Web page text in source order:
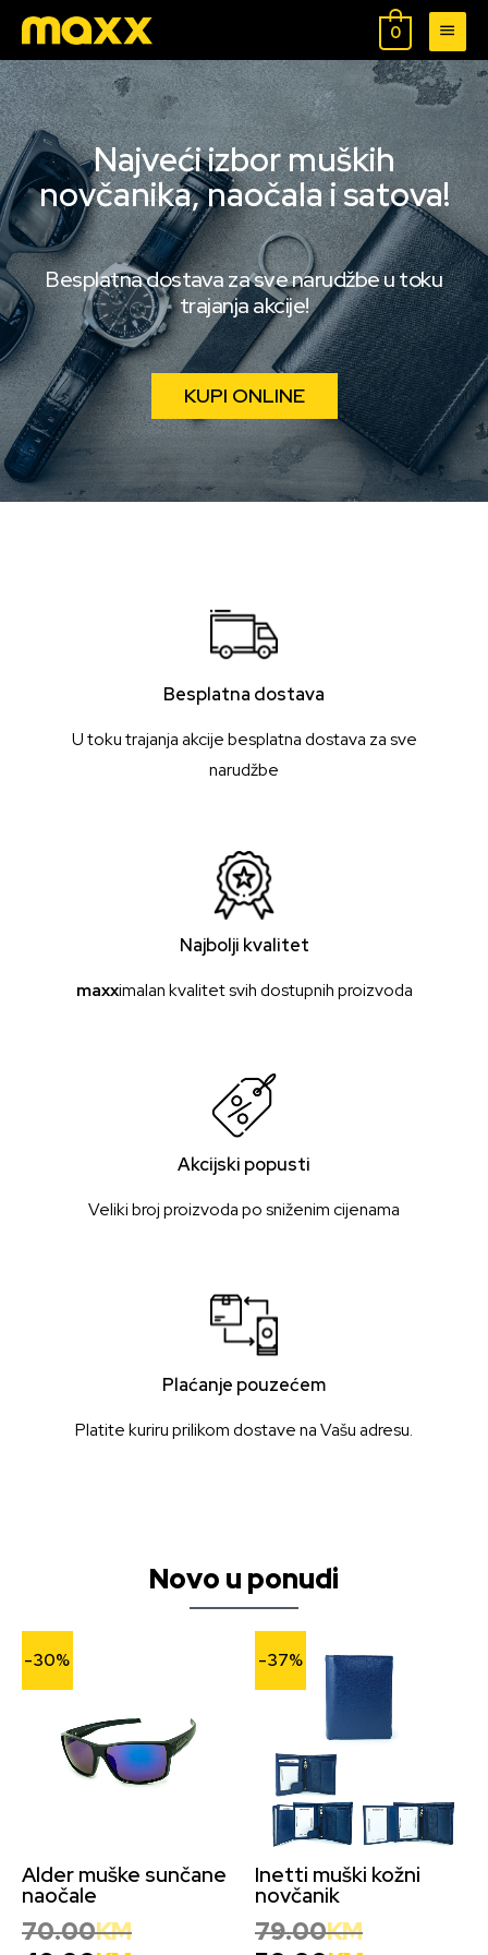
0
Najveći izbor muških
novčanika, naočala i satova!
Besplatna dostava za sve narudžbe u toku
trajanja akcije!
KUPI ONLINE
Besplatna dostava
U toku trajanja akcije besplatna dostava za sve
narudžbe
Najbolji kvalitet
maxximalan kvalitet svih dostupnih proizvoda
Akcijski popusti
Veliki broj proizvoda po sniženim cijenama
Plaćanje pouzećem
Platite kuriru prilikom dostave na Vašu adresu.
Novo u ponudi
-30%
Alder muške sunčane
naočale
70.00KM
-37%
Inetti muški kožni
novčanik
79.00KM